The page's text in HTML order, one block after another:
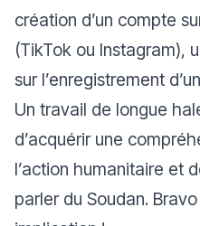
création d’un compte
(TikTok ou Instagram),
sur l’enregistrement
Un travail de longue
d’acquérir une
l’action humanitaire et
parler du Soudan.